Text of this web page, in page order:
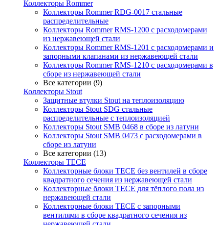
Коллекторы Rommer
Коллекторы Rommer RDG-0017 стальные
распределительные
Коллекторы Rommer RMS-1200 с расходомерами
из нержавеющей стали
Коллекторы Rommer RMS-1201 с расходомерами и
запорными клапанами из нержавеющей стали
Коллекторы Rommer RMS-1210 с расходомерами в
сборе из нержавеющей стали
Все категории (9)
Коллекторы Stout
Защитные втулки Stout на теплоизоляцию
Коллекторы Stout SDG стальные
распределительные с теплоизоляцией
Коллекторы Stout SMB 0468 в сборе из латуни
Коллекторы Stout SMB 0473 с расходомерами в
сборе из латуни
Все категории (13)
Коллекторы TECE
Коллекторные блоки TECE без вентилей в сборе
квадратного сечения из нержавеющей стали
Коллекторные блоки TECE для тёплого пола из
нержавеющей стали
Коллекторные блоки TECE с запорными
вентилями в сборе квадратного сечения из